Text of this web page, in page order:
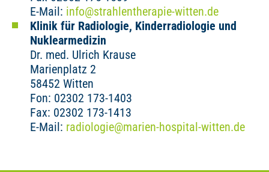
E-Mail: info@strahlentherapie-witten.de
Klinik für Radiologie, Kinderradiologie und
Nuklearmedizin
Dr. med. Ulrich Krause
Marienplatz 2
58452 Witten
Fon: 02302 173-1403
Fax: 02302 173-1413
E-Mail: radiologie@marien-hospital-witten.de